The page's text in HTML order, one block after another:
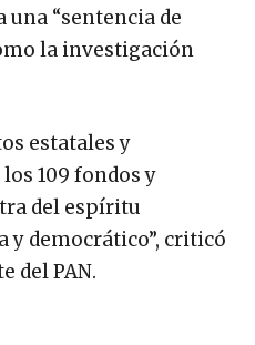
“sentencia de
la investigación
estatales y
109 fondos y
del espíritu
y democrático”, criticó
del PAN.